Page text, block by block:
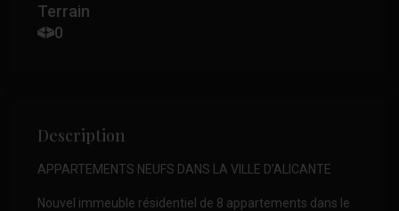
Terrain
0
Description
APPARTEMENTS NEUFS DANS LA VILLE D’ALICANTE
Nouvel immeuble résidentiel de 8 appartements dans le